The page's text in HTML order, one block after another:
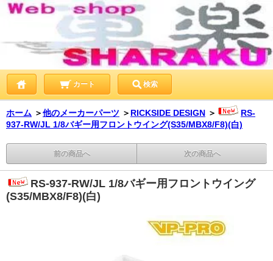
カート 検索
ホーム ＞他のメーカーパーツ ＞ RICKSIDE DESIGN ＞
RS-
937-RW/JL 1/8バギー用フロントウイング(S35/MBX8/F8)(白)
前の商品へ 次の商品へ
RS-937-RW/JL 1/8バギー用フロントウイング
(S35/MBX8/F8)(白)